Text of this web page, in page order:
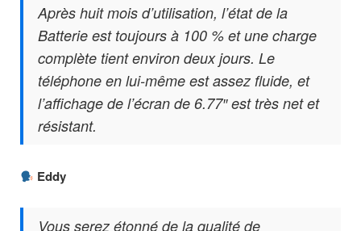
Après huit mois d’utilisation, l’état de la
Batterie est toujours à 100 % et une charge
complète tient environ deux jours. Le
téléphone en lui-même est assez fluide, et
l’affichage de l’écran de 6.77″ est très net et
résistant.
Eddy
Vous serez étonné de la qualité de